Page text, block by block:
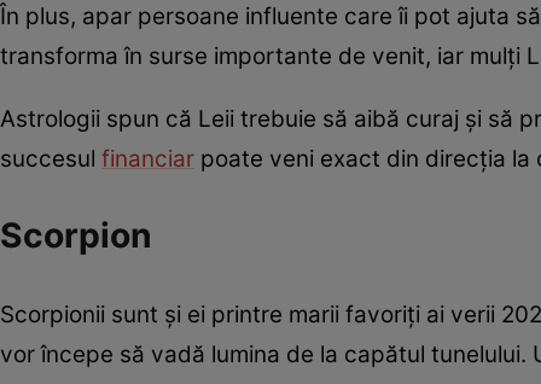
În plus, apar persoane influente care îi pot ajuta
transforma în surse importante de venit, iar mulți
Astrologii spun că Leii trebuie să aibă curaj și să
succesul financiar poate veni exact din direcția
Scorpion
Scorpionii sunt și ei printre marii favoriți ai verii
vor începe să vadă lumina de la capătul